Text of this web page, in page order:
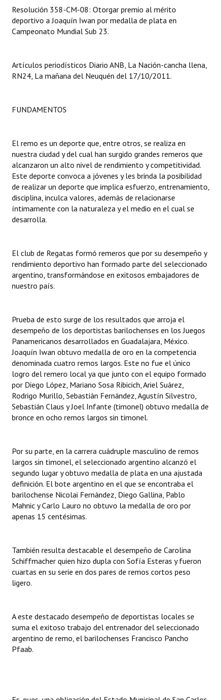
Informes de Gestión
Proyectos Presentados
Actas de Sesión
Ejecución Presupuestaria
NORMATIVA
Comunicaciones
Declaraciones
Resoluciones
INSTITUCIONAL
Antiguos Pobladores
Registros y Distinciones
Datos Históricos
Premio al Mérito - Registro
Audiencias Públicas - Registro
Mujeres que Dejaron Huellas - Registro
Ciudadano Ilustre - Registro
Banca del Vecino - Registro
Huéspedes de Honor - Registro
Antiguos Pobladores - Registro
Bariloche, Municipio intercultural
Entrega de distinciones
Resolución 358-CM-08: Otorgar premio al mérito
deportivo a Joaquín Iwan por medalla de plata en
Campeonato Mundial Sub 23.
Artículos periodísticos Diario ANB, La Nación-cancha llena,
RN24, La mañana del Neuquén del 17/10/2011.
FUNDAMENTOS
El remo es un deporte que, entre otros, se realiza en
nuestra ciudad y del cual han surgido grandes remeros que
alcanzaron un alto nivel de rendimiento y competitividad.
Este deporte convoca a jóvenes y les brinda la posibilidad
de realizar un deporte que implica esfuerzo, entrenamiento,
disciplina, inculca valores, además de relacionarse
íntimamente con la naturaleza y el medio en el cual se
desarrolla.
El club de Regatas formó remeros que por su desempeño y
rendimiento deportivo han formado parte del seleccionado
argentino, transformándose en exitosos embajadores de
nuestro país.
Prueba de esto surge de los resultados que arroja el
desempeño de los deportistas barilochenses en los Juegos
Panamericanos desarrollados en Guadalajara, México.
Joaquín Iwan obtuvo medalla de oro en la competencia
denominada cuatro remos largos. Este no fue el único
logro del remero local ya que junto con el equipo formado
por Diego López, Mariano Sosa Ribicich, Ariel Suárez,
Rodrigo Murillo, Sebastián Fernández, Agustín Silvestro,
Sebastián Claus y Joel Infante (timonel) obtuvo medalla de
bronce en ocho remos largos sin timonel.
Por su parte, en la carrera cuádruple masculino de remos
largos sin timonel, el seleccionado argentino alcanzó el
segundo lugar y obtuvo medalla de plata en una ajustada
definición. El bote argentino en el que se encontraba el
barilochense Nicolai Fernández, Diego Gallina, Pablo
Mahnic y Carlo Lauro no obtuvo la medalla de oro por
apenas 15 centésimas.
También resulta destacable el desempeño de Carolina
Schiffmacher quien hizo dupla con Sofía Esteras y fueron
cuartas en su serie en dos pares de remos cortos peso
ligero.
A este destacado desempeño de deportistas locales se
suma el exitoso trabajo del entrenador del seleccionado
argentino de remo, el barilochenses Francisco Pancho
Pfaab.